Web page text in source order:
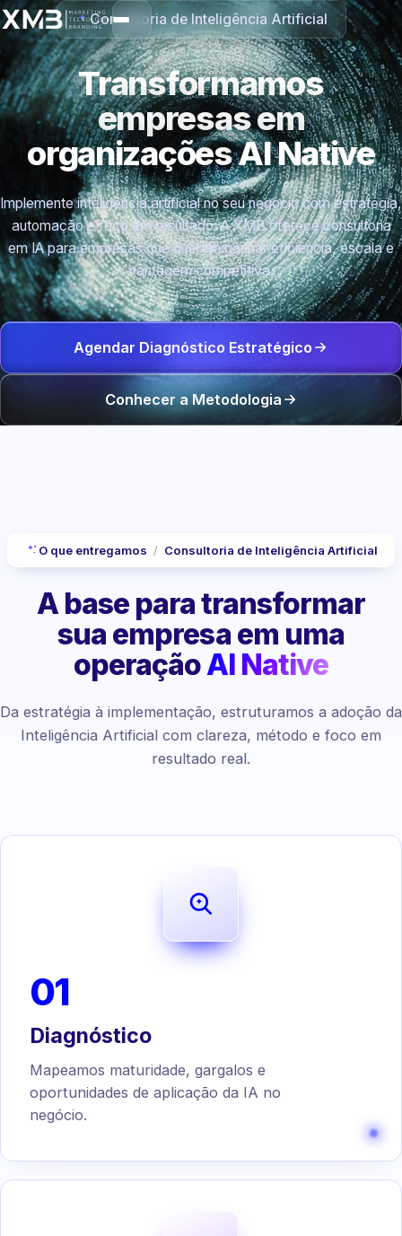
Consultoria de Inteligência Artificial
Transformamos
empresas em
organizaçõesAI Native
Implemente inteligência artificial no seu negócio com estratégia,
automação e foco em resultado. A XMB oferece consultoria
em IA para empresas que querem ganhar eficiência, escala e
vantagem competitiva.
Agendar Diagnóstico Estratégico
Conhecer a Metodologia
O que entregamos / Consultoria de Inteligência Artificial
A base para transformar
sua empresa em uma
operaçãoAI Native
Da estratégia à implementação, estruturamos a adoção da
Inteligência Artificial com clareza, método e foco em
resultado real.
01
Diagnóstico
Mapeamos maturidade, gargalos e
oportunidades de aplicação da IA no
negócio.